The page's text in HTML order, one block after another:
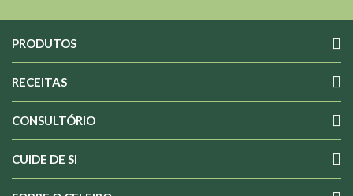
PRODUTOS
RECEITAS
CONSULTÓRIO
CUIDE DE SI